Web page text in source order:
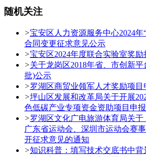
随机关注
>宝安区人力资源服务中心2024年
合同变更征求意见公示
>宝安区2024年度联合实验室奖
>关于龙岗区2018年省、市创新
批)公示
>罗湖区商贸业领军人才奖励项目
>坪山区发展和改革局关于开展
色低碳产业专项资金资助项目申
>罗湖区文化广电旅游体育局关
广东省运动会、深圳市运动会赛
开征求意见的通知
>知识科普：填写技术交底书中背